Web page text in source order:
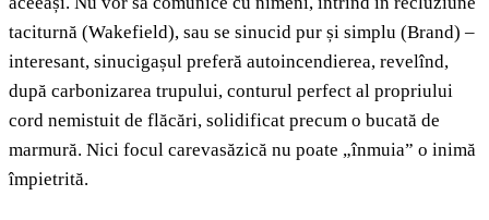
taciturnă (Wakefield), sau se sinucid pur și simplu (Brand) –
interesant, sinucigașul preferă autoincendierea, revelînd,
după carbonizarea trupului, conturul perfect al propriului
cord nemistuit de flăcări, solidificat precum o bucată de
marmură. Nici focul carevasăzică nu poate „înmuia” o inimă
împietrită.